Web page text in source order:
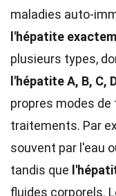
maladies auto-
l'hépatite
plusieurs types,
l'hépatite A, B, C,
propres modes
traitements. Par
souvent par l'eau
tandis que
fluides corporels.